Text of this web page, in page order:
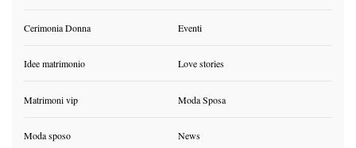
Cerimonia Donna Eventi
Idee matrimonio Love stories
Matrimoni vip Moda Sposa
Moda sposo News